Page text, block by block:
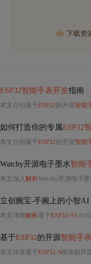
下载资
ESP32智能手表开发指南 ：
本文介绍基于ESP32的开源智能
如何打造你的专属ESP32
本文介绍基于ESP32的开源智能
Watchy开源电子墨水智能
本文深入解析Watchy开源电子墨
立创腕宝-手腕上的小智AI
本文详细解析基于ESP32-S3
基于ESP32的开源智能手表
本文详述基于ESP32-S模块的开